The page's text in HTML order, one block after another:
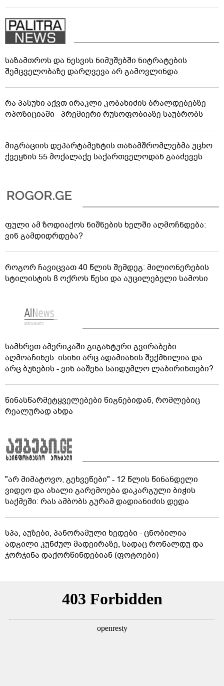
საზამთროს და ნესვის ნიმუშებში ნიტრატების
შემცველობაზე დარღვევა არ გამოვლინდა
რა პასუხი აქვთ ირაკლი კობახიძის ბრალდებებზე
ოპოზიციაში - პრემიერი რუსოფობიაზე საუბრობს
მიგრაციის დეპარტამენტის თანამშრომლებმა უცხო
ქვეყნის 55 მოქალაქე საქართველოდან გააძევეს
ფული ამ ზოდიაქოს ნიშნების ხელში აღმოჩნდება:
ვინ გამდიდრდება?
როგორ ჩავიცვათ 40 წლის შემდეგ: მილიონერების
სტილისტის 8 ოქროს წესი და აუცილებელი სამოსი
სამხრეთ ამერიკაში გიგანტური გვირაბები
აღმოაჩინეს: ისინი არც ადამიანის შექმნილია და
არც ბუნების - ვინ ააშენა საიდუმლო ლაბირინთები?
წინასწარმეტყველებები წიგნებიდან, რომლებიც
რეალურად ახდა
"არ მიმატოვო, გეხვეწები" - 12 წლის წინანდელი
ვიდეო და ახალი გარემოება დაკარგული ბიჭის
საქმეში: რას ამბობს გურამ დადიანიძის დედა
სპა, აუზები, პანორამული ხედები - ცნობილია
ადგილი კუნძულ მადეირაზე, სადაც რონალდუ და
ჯორჯინა დაქორწინდებიან (ფოტოები)